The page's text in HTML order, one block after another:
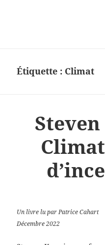
Étiquette : Climat
Un livre lu par Patrice Cahart
Décembre 2022